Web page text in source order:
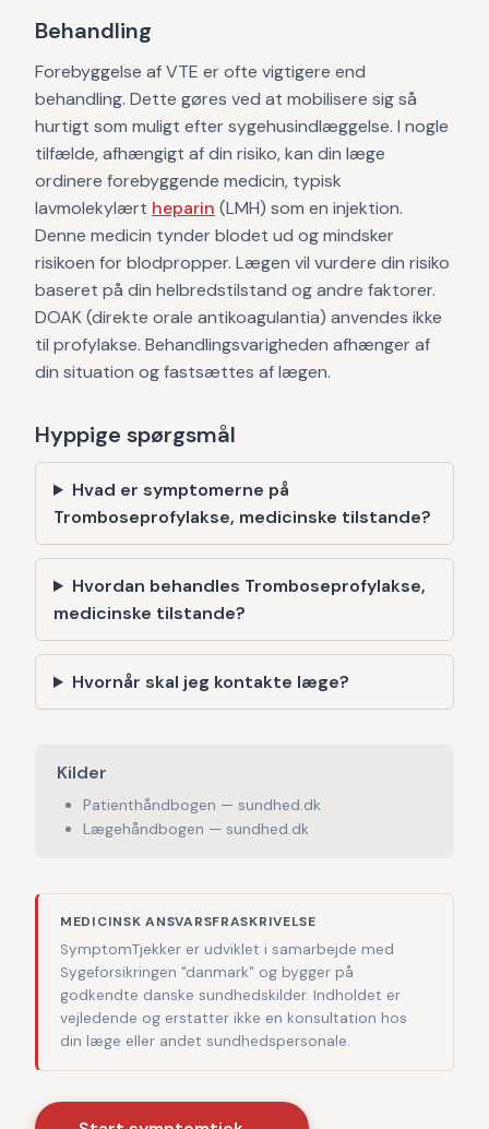
Behandling
Forebyggelse af VTE er ofte vigtigere end
behandling. Dette gøres ved at mobilisere sig så
hurtigt som muligt efter sygehusindlæggelse. I nogle
tilfælde, afhængigt af din risiko, kan din læge
ordinere forebyggende medicin, typisk
lavmolekylært heparin (LMH) som en injektion.
Denne medicin tynder blodet ud og mindsker
risikoen for blodpropper. Lægen vil vurdere din risiko
baseret på din helbredstilstand og andre faktorer.
DOAK (direkte orale antikoagulantia) anvendes ikke
til profylakse. Behandlingsvarigheden afhænger af
din situation og fastsættes af lægen.
Hyppige spørgsmål
Hvad er symptomerne på
Tromboseprofylakse, medicinske tilstande?
Hvordan behandles Tromboseprofylakse,
medicinske tilstande?
Hvornår skal jeg kontakte læge?
Kilder
Patienthåndbogen — sundhed.dk
Lægehåndbogen — sundhed.dk
MEDICINSK ANSVARSFRASKRIVELSE
SymptomTjekker er udviklet i samarbejde med
Sygeforsikringen "danmark" og bygger på
godkendte danske sundhedskilder. Indholdet er
vejledende og erstatter ikke en konsultation hos
din læge eller andet sundhedspersonale.